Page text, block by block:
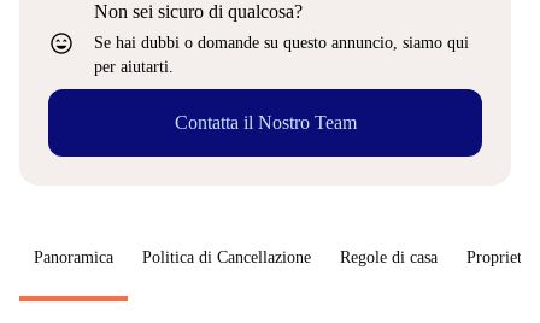
sentiment_very_satisfied
Non sei sicuro di qualcosa?
Se hai dubbi o domande su questo annuncio, siamo qui
per aiutarti.
Contatta il Nostro Team
Panoramica Politica di Cancellazione Regole di casa